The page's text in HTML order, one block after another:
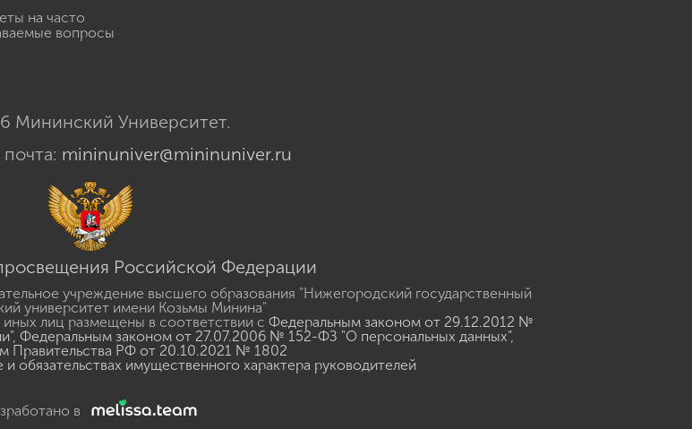
на часто
вопросы
Мининский Университет.
mininuniver@mininuniver.ru
Российской Федерации
учреждение высшего образования "Нижегородский государственный
университет имени Козьмы Минина"
лиц размещены в соответствии с Федеральным законом от 29.12.2012 №
, Федеральным законом от 27.07.2006 № 152-ФЗ "О персональных данных",
Правительства РФ от 20.10.2021 № 1802
обязательствах имущественного характера руководителей
в